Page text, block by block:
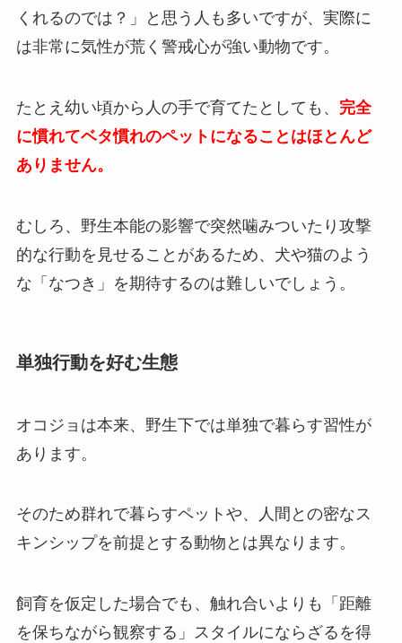
くれるのでは？」と思う人も多いですが、実際に
は非常に気性が荒く警戒心が強い動物です。
たとえ幼い頃から人の手で育てたとしても、 完全
に慣れてベタ慣れのペットになることはほとんど
ありません。
むしろ、野生本能の影響で突然噛みついたり攻撃
的な行動を見せることがあるため、犬や猫のよう
な「なつき」を期待するのは難しいでしょう。
単独行動を好む生態
オコジョは本来、野生下では単独で暮らす習性が
あります。
そのため群れで暮らすペットや、人間との密なス
キンシップを前提とする動物とは異なります。
飼育を仮定した場合でも、触れ合いよりも「距離
を保ちながら観察する」スタイルにならざるを得